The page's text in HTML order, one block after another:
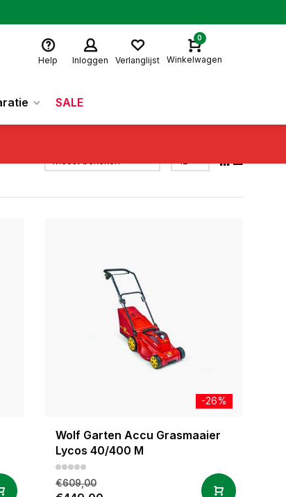
Help Inloggen Verlanglijst
0
Winkelwagen
SALE
-26%
Wolf Garten Accu Grasmaaier
Lycos 40/400 M
€609,00